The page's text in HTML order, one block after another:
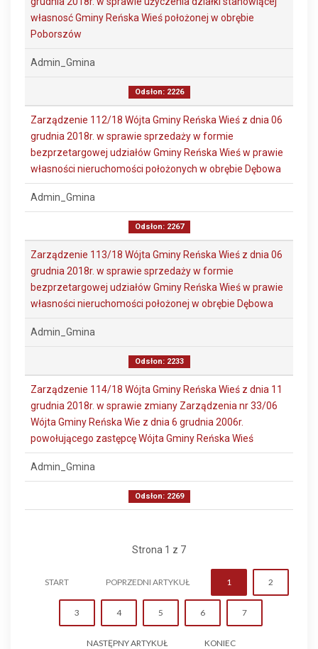
własnosć Gminy Reńska Wieś położonej w obrębie
Poborszów
Admin_Gmina
Odsłon: 2226
Zarządzenie 112/18 Wójta Gminy Reńska Wieś z dnia 06
grudnia 2018r. w sprawie sprzedaży w formie
bezprzetargowej udziałów Gminy Reńska Wieś w prawie
własności nieruchomości położonych w obrębie Dębowa
Admin_Gmina
Odsłon: 2267
Zarządzenie 113/18 Wójta Gminy Reńska Wieś z dnia 06
grudnia 2018r. w sprawie sprzedaży w formie
bezprzetargowej udziałów Gminy Reńska Wieś w prawie
własności nieruchomości położonej w obrębie Dębowa
Admin_Gmina
Odsłon: 2233
Zarządzenie 114/18 Wójta Gminy Reńska Wieś z dnia 11
grudnia 2018r. w sprawie zmiany Zarządzenia nr 33/06
Wójta Gminy Reńska Wie z dnia 6 grudnia 2006r.
powołującego zastępcę Wójta Gminy Reńska Wieś
Admin_Gmina
Odsłon: 2269
Strona 1 z 7
START POPRZEDNI ARTYKUŁ 1 2
3 4 5 6 7
NASTĘPNY ARTYKUŁ KONIEC